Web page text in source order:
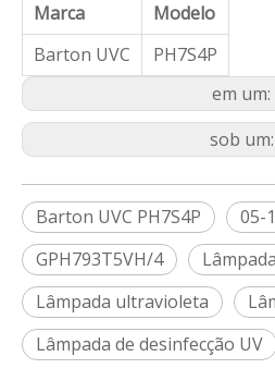
Marca
Modelo
Barton UVC
PH7S4P
em um:
sob um:
Barton UVC PH7S4P
05-
GPH793T5VH/4
Lâmpada ultravioleta
Lâmpada de desinfecção UV